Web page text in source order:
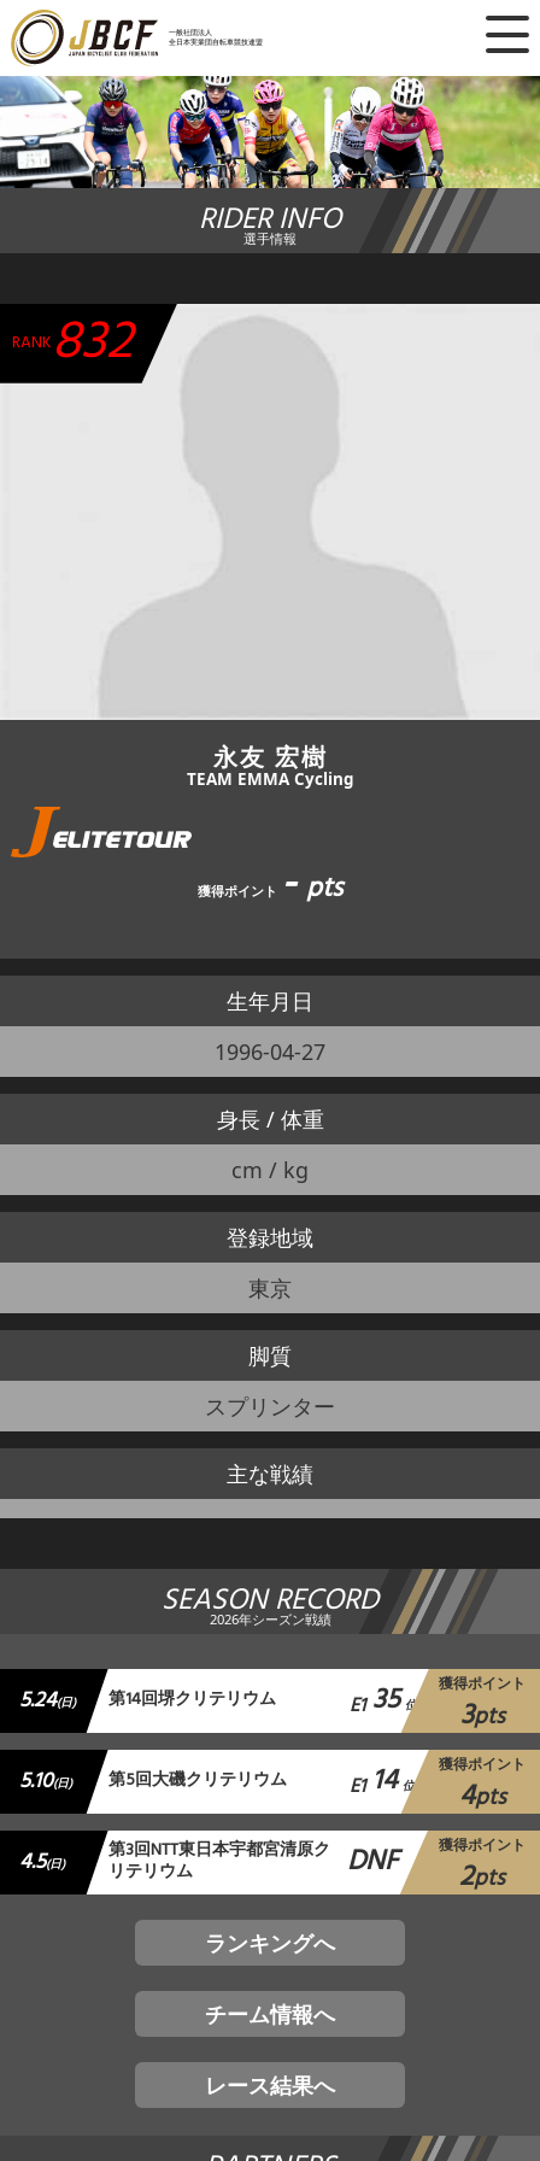
一般社団法人
全日本実業団自転車競技連盟
×
ニュース
レース日程
ランキング
チーム・選手
加盟・登録
エントリー
JBCF ROAD SERIESとは
RIDER INFO
選手情報
RANK 832
永友 宏樹
TEAM EMMA Cycling
獲得ポイント -pts
生年月日
1996-04-27
身長 / 体重
cm / kg
登録地域
東京
脚質
スプリンター
主な戦績
SEASON RECORD
2026年シーズン戦績
5.24(日) 第14回堺クリテリウム E1 35 位
獲得ポイント
3pts
5.10(日) 第5回大磯クリテリウム E1 14 位
獲得ポイント
4pts
4.5(日) 第3回NTT東日本宇都宮清原ク
リテリウム DNF 獲得ポイント
2pts
ランキングへ
チーム情報へ
レース結果へ